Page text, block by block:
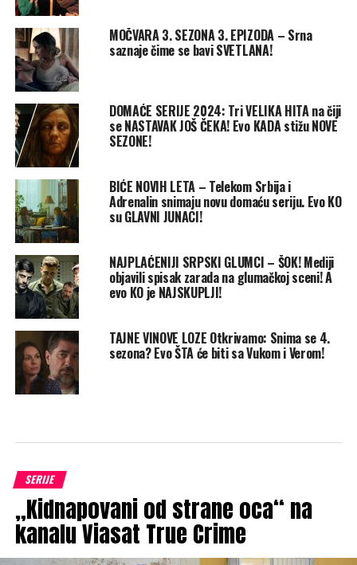
MOČVARA 3. SEZONA 3. EPIZODA – Srna
saznaje čime se bavi SVETLANA!
DOMAĆE SERIJE 2024: Tri VELIKA HITA na čiji
se NASTAVAK JOŠ ČEKA! Evo KADA stižu NOVE
SEZONE!
BIĆE NOVIH LETA – Telekom Srbija i
Adrenalin snimaju novu domaću seriju. Evo KO
su GLAVNI JUNACI!
NAJPLAĆENIJI SRPSKI GLUMCI – ŠOK! Mediji
objavili spisak zarada na glumačkoj sceni! A
evo KO je NAJSKUPLJI!
TAJNE VINOVE LOZE Otkrivamo: Snima se 4.
sezona? Evo ŠTA će biti sa Vukom i Verom!
SERIJE
„Kidnapovani od strane oca“ na
kanalu Viasat True Crime